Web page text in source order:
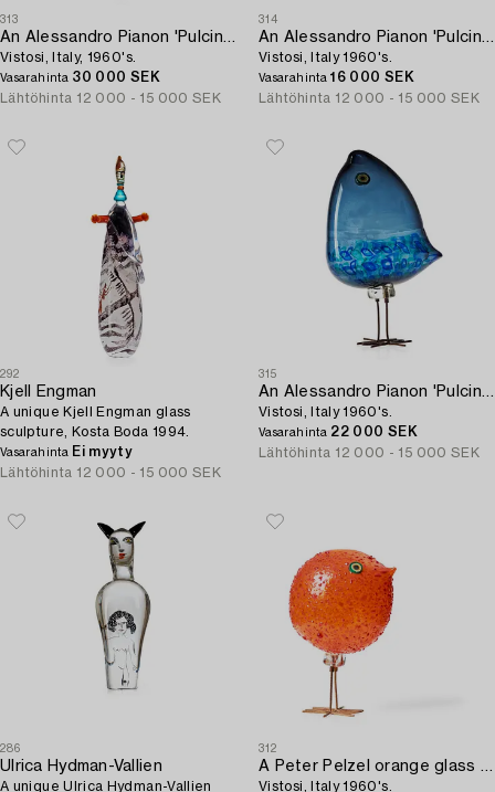
313
An Alessandro Pianon 'Pulcino' glass bird,
Vistosi, Italy, 1960's.
Vasarahinta 30 000 SEK
Lähtöhinta 12 000 - 15 000 SEK
314
An Alessandro Pianon 'Pulcino' glass bird,
Vistosi, Italy 1960's.
Vasarahinta16 000 SEK
Lähtöhinta 12 000 - 15 000 SEK
292
Kjell Engman
A unique Kjell Engman glass
sculpture, Kosta Boda 1994.
Vasarahinta Ei myyty
Lähtöhinta 12 000 - 15 000 SEK
315
An Alessandro Pianon 'Pulcino' glass bird,
Vistosi, Italy 1960's.
Vasarahinta 22 000 SEK
Lähtöhinta 12 000 - 15 000 SEK
286
Ulrica Hydman-Vallien
A unique Ulrica Hydman-Vallien
312
A Peter Pelzel orange glass 'Pulcino' bird,
Vistosi, Italy 1960's.